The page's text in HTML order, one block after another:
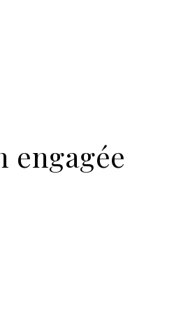
engagée